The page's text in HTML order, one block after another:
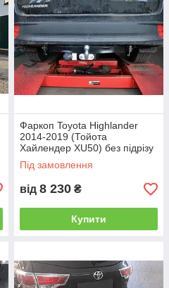
досить швидко
автомобіль, а
такі фаркопи
Фаркоп Toyota Highlander
2014-2019 (Тойота
Хайлендер XU50) без підрізу
бампера
Під замовлення
від 8 230 ₴
Купити